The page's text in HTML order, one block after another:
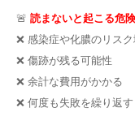
🚨 読まないと起こる危険
❌ 感染症や化膿のリス
❌ 傷跡が残る可能性
❌ 余計な費用がかかる
❌ 何度も失敗を繰り返す